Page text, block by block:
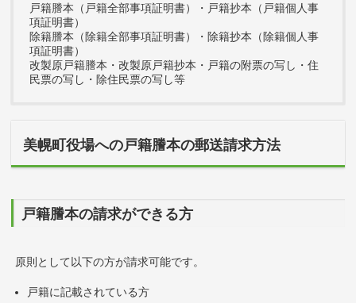
戸籍謄本（戸籍全部事項証明書）・戸籍抄本（戸籍個人事
項証明書）
除籍謄本（除籍全部事項証明書）・除籍抄本（除籍個人事
項証明書）
改製原戸籍謄本・改製原戸籍抄本・戸籍の附票の写し・住
民票の写し・除住民票の写し等
美幌町役場への戸籍謄本の郵送請求方法
戸籍謄本の請求ができる方
原則として以下の方が請求可能です。
戸籍に記載されている方